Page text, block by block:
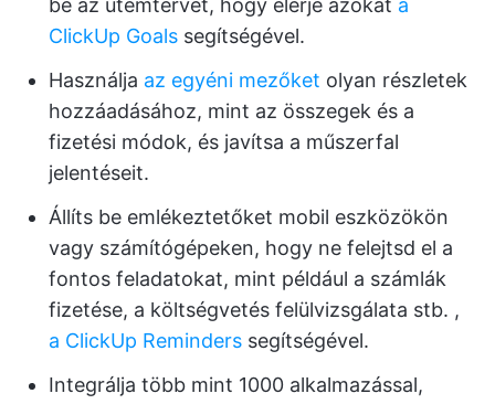
be az ütemtervet, hogy elérje azokat a
ClickUp Goals segítségével.
Használja az egyéni mezőket olyan részletek
hozzáadásához, mint az összegek és a
fizetési módok, és javítsa a műszerfal
jelentéseit.
Állíts be emlékeztetőket mobil eszközökön
vagy számítógépeken, hogy ne felejtsd el a
fontos feladatokat, mint például a számlák
fizetése, a költségvetés felülvizsgálata stb. ,
a ClickUp Reminders segítségével.
Integrálja több mint 1000 alkalmazással,